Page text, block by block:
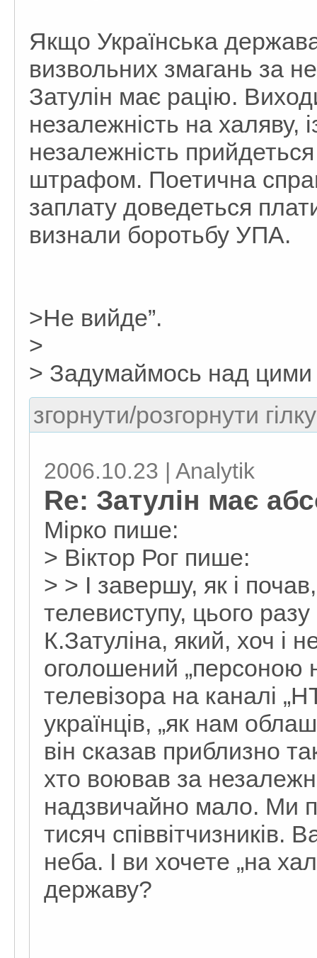
Якщо Українська
визвольних змагань за
Затулін має рацію.
незалежність на халяву,
незалежність
штрафом. Поетична
заплату доведеться
визнали боротьбу УПА.
>Не вийде”.
>
> Задумаймось над
згорнути/розгорнути
2006.10.23 | Analytik
Re: Затулін має
Мірко пише:
> Віктор Рог пише:
> > І завершу, як і
телевиступу, цього разу
К.Затуліна, який, хоч і
оголошений „персоною
телевізора на каналі
українців, „як нам
він сказав приблизно
хто воював за
надзвичайно мало. Ми
тисяч співвітчизників.
неба. І ви хочете „на
державу?